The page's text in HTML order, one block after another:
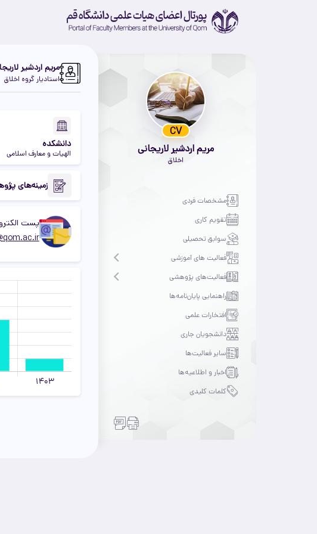
CV
مریم اردشیر لاریجانی
اخلاق
مشخصات فردی
تقویم کاری
سوابق تحصیلی
فعالیت های آموزشیOpen submenu
فعالیت‌های پژوهشیOpen submenu
راهنمایی پایان‌نامه‌ها
افتخارات علمی
دانشجویان جاری
سایر فعالیت‌ها
اخبار و اطلاعیه‌ها
کلمات کلیدی
مریم اردشیر
استادیار گروه اخلاق
دانشکده
الهیات و معارف اسلامی
زمینه‌های
پست